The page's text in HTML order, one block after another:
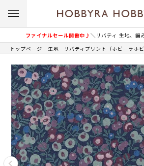
ファイナルセール開催中♪＼リバティ 生地、編
トップページ 生地 リバティプリント（ホビーラホ